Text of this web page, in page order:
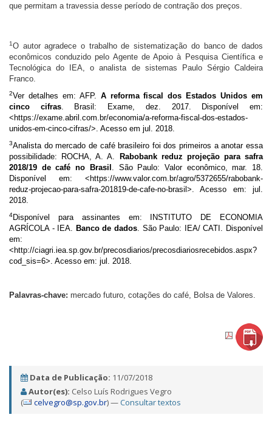
que permitam a travessia desse período de contração dos preços.
1O autor agradece o trabalho de sistematização do banco de dados
econômicos conduzido pelo Agente de Apoio à Pesquisa Científica e
Tecnológica do IEA, o analista de sistemas Paulo Sérgio Caldeira
Franco.
2Ver detalhes em: AFP. A reforma fiscal dos Estados Unidos em
cinco cifras. Brasil: Exame, dez. 2017. Disponível em:
<https://exame.abril.com.br/economia/a-reforma-fiscal-dos-estados-
unidos-em-cinco-cifras/>. Acesso em jul. 2018.
3Analista do mercado de café brasileiro foi dos primeiros a anotar essa
possibilidade: ROCHA, A. A. Rabobank reduz projeção para safra
2018/19 de café no Brasil . São Paulo: Valor econômico, mar. 18.
Disponível em: <https://www.valor.com.br/agro/5372655/rabobank-
reduz-projecao-para-safra-201819-de-cafe-no-brasil> . Acesso em: jul.
2018.
4Disponível para assinantes em: INSTITUTO DE ECONOMIA
AGRÍCOLA - IEA. Banco de dados . São Paulo: IEA/ CATI. Disponível
em:
<http://ciagri.iea.sp.gov.br/precosdiarios/precosdiariosrecebidos.aspx?
cod_sis=6>. Acesso em: jul. 2018.
Palavras-chave: mercado futuro, cotações do café, Bolsa de Valores.
Data de Publicação: 11/07/2018
Autor(es): Celso Luís Rodrigues Vegro
(
celvegro@sp.gov.br) —Consultar textos